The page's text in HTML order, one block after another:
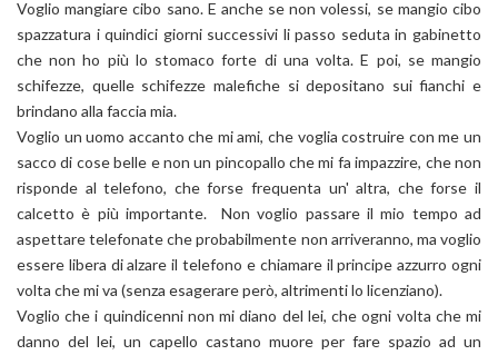
Voglio mangiare cibo sano. E anche se non volessi, se mangio cibo
spazzatura i quindici giorni successivi li passo seduta in gabinetto
che non ho più lo stomaco forte di una volta. E poi, se mangio
schifezze, quelle schifezze malefiche si depositano sui fianchi e
brindano alla faccia mia.
Voglio un uomo accanto che mi ami, che voglia costruire con me un
sacco di cose belle e non un pincopallo che mi fa impazzire, che non
risponde al telefono, che forse frequenta un' altra, che forse il
calcetto è più importante. Non voglio passare il mio tempo ad
aspettare telefonate che probabilmente non arriveranno, ma voglio
essere libera di alzare il telefono e chiamare il principe azzurro ogni
volta che mi va (senza esagerare però, altrimenti lo licenziano).
Voglio che i quindicenni non mi diano del lei, che ogni volta che mi
danno del lei, un capello castano muore per fare spazio ad un